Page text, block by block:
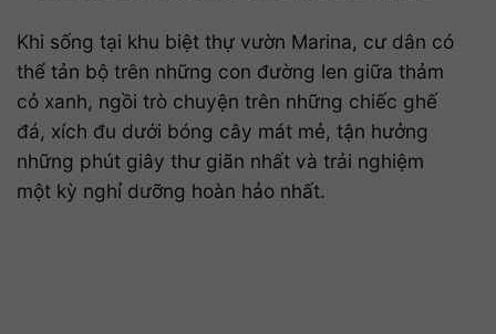
Khi sống tại khu biệt thự vườn Marina, cư dân có
thể tản bộ trên những con đường len giữa thảm
cỏ xanh, ngồi trò chuyện trên những chiếc ghế
đá, xích đu dưới bóng cây mát mẻ, tận hưởng
những phút giây thư giãn nhất và trải nghiệm
một kỳ nghỉ dưỡng hoàn hảo nhất.